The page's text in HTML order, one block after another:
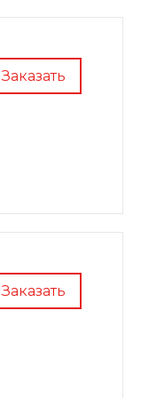
Заказать
Заказать